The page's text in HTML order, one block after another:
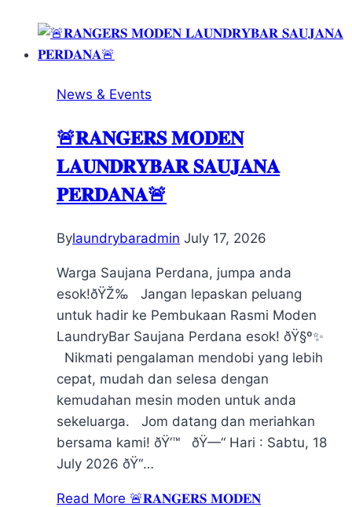
News & Events
🚨𝐑𝐀𝐍𝐆𝐄𝐑𝐒 𝐌𝐎𝐃𝐄𝐍
𝐋𝐀𝐔𝐍𝐃𝐑𝐘𝐁𝐀𝐑 𝐒𝐀𝐔𝐉𝐀𝐍𝐀
𝐏𝐄𝐑𝐃𝐀𝐍𝐀🚨
Bylaundrybaradmin July 17, 2026
Warga Saujana Perdana, jumpa anda
esok!ðŸŽ‰ Jangan lepaskan peluang
untuk hadir ke Pembukaan Rasmi Moden
LaundryBar Saujana Perdana esok! ðŸ§º✨
Nikmati pengalaman mendobi yang lebih
cepat, mudah dan selesa dengan
kemudahan mesin moden untuk anda
sekeluarga. Jom datang dan meriahkan
bersama kami! ðŸ’™ ðŸ—“ Hari : Sabtu, 18
July 2026 ðŸ“…
Read More 🚨𝐑𝐀𝐍𝐆𝐄𝐑𝐒 𝐌𝐎𝐃𝐄𝐍